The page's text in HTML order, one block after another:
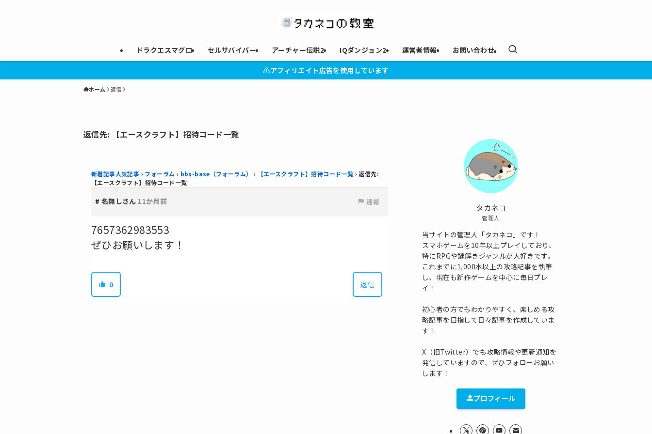
ドラクエスマグロ セルサバイバー アーチャー伝説2 IQダンジョン2 運営者情報 お問い合わせ
⚠︎アフィリエイト広告を使用しています
ホーム 返信
返信先: 【エースクラフト】招待コード一覧
新着記事人気記事 › フォーラム › bbs-base（フォーラム） › 【エースクラフト】招待コード一覧 › 返信先:
【エースクラフト】招待コード一覧
# 名無しさん 11か月前 通報
7657362983553
ぜひお願いします！
0 返信
タカネコ
管理人
当サイトの管理人「タカネコ」です！
スマホゲームを10年以上プレイしており、
特にRPGや謎解きジャンルが大好きです。
これまでに1,000本以上の攻略記事を執筆
し、現在も新作ゲームを中心に毎日プレ
イ！
初心者の方でもわかりやすく、楽しめる攻
略記事を目指して日々記事を作成していま
す！
X（旧Twitter）でも攻略情報や更新通知を
発信していますので、ぜひフォローお願い
します！
プロフィール